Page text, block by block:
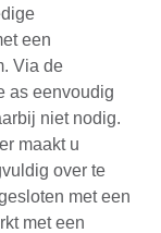
een
Via de
as eenvoudig
niet nodig.
maakt u
over te
met een
met een